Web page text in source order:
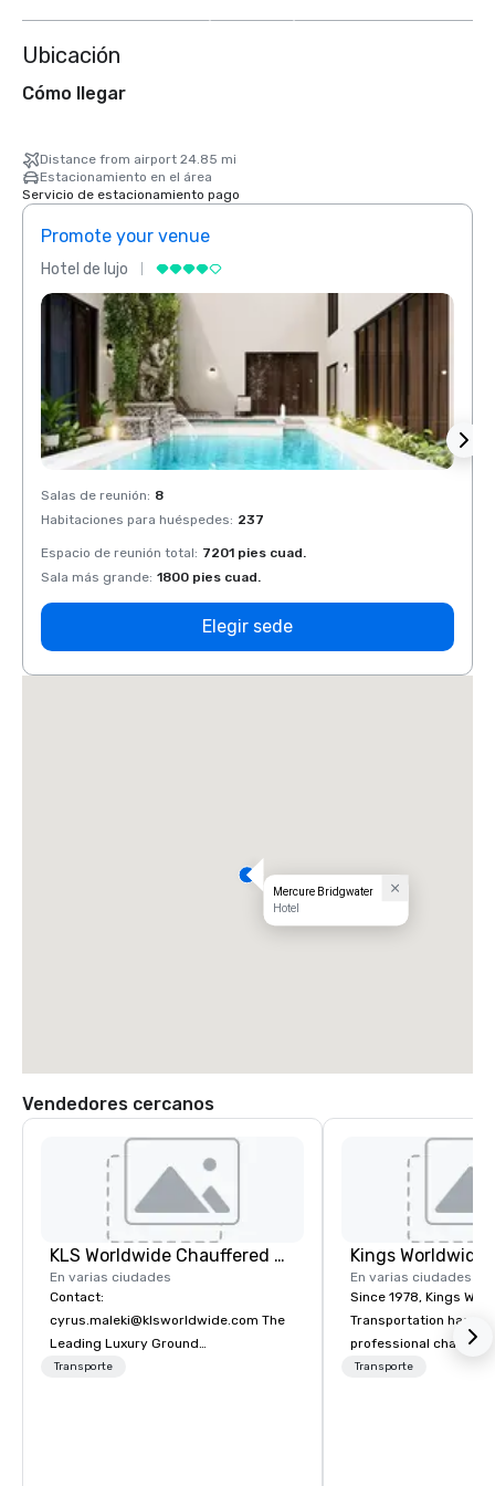
Ubicación
Cómo llegar
Distance from airport 24.85 mi
Estacionamiento en el área
Servicio de estacionamiento pago
Promote your venue
Hotel de lujo
Salas de reunión: 8
Habitaciones para huéspedes: 237
Espacio de reunión total: 7201 pies cuad.
Sala más grande: 1800 pies cuad.
Elegir sede
Mercure Bridgwater
Hotel
Vendedores cercanos
KLS Worldwide Chauffered Services
En varias ciudades
Contact:
cyrus.maleki@klsworldwide.com The
Leading Luxury Ground
Transportation company since 1998
Transporte
En varias ciudades
Since 1978, Kings
Transportation has
professional
transportation
Transporte